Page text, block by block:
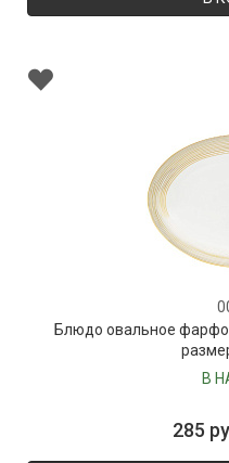
Блюдо овальное
В
285